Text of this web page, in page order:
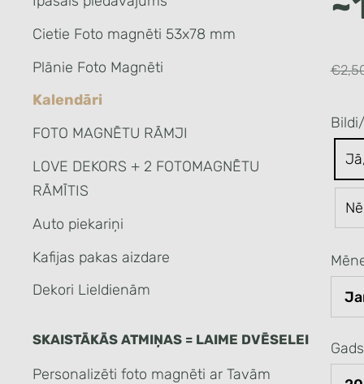
Cietie Foto magnēti 53x78 mm
Plānie Foto Magnēti
Kalendāri
FOTO MAGNĒTU RĀMJI
LOVE DEKORS + 2 FOTOMAGNĒTU
RĀMĪTIS
Auto piekariņi
Kafijas pakas aizdare
Dekori Lieldienām
SKAISTĀKĀS ATMIŅAS = LAIME DVĒSELEI
Personalizēti foto magnēti ar Tavām
Gads